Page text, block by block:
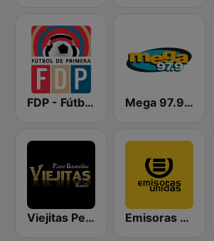
FDP - Fútbol de Primera Mega 97.9 FM
Viejitas Pero Bonitas Radio Emisoras Unidas